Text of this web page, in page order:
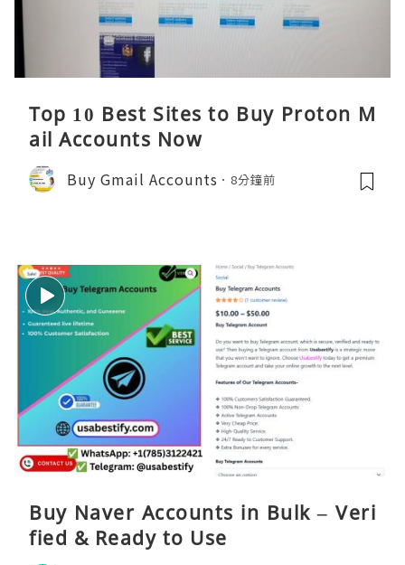
Top 10 Best Sites to Buy Proton M
ail Accounts Now
Buy Gmail Accounts 8分鐘前
Buy Naver Accounts in Bulk – Veri
fied & Ready to Use